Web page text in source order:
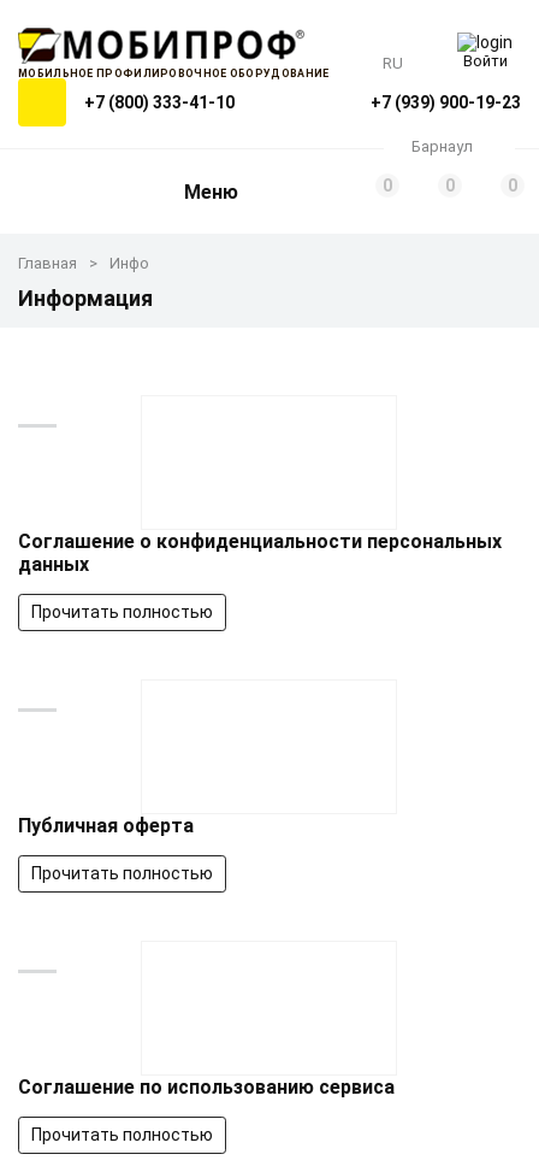
МОБИЛЬНОЕ ПРОФИЛИРОВОЧНОЕ ОБОРУДОВАНИЕ
+7 (800) 333-41-10 +7 (939) 900-19-23
RU Войти
Барнаул
Меню 0 0 0
Главная Инфо
Информация
Соглашение о конфиденциальности персональных
данных
Прочитать полностью
Публичная оферта
Прочитать полностью
Соглашение по использованию сервиса
Прочитать полностью